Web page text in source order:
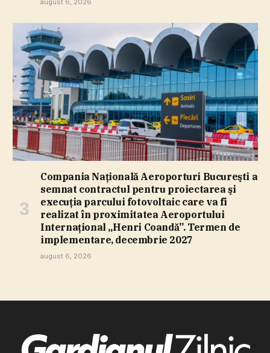
august 6, 2026
Compania Naţională Aeroporturi Bucureşti a
semnat contractul pentru proiectarea şi
execuţia parcului fotovoltaic care va fi
realizat în proximitatea Aeroportului
Internaţional „Henri Coandă”. Termen de
implementare, decembrie 2027
august 6, 2026